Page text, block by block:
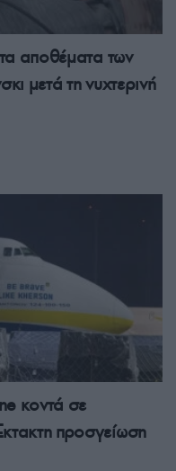
αποθέματα των
μετά τη νυχτερινή
κοντά σε
προσγείωση